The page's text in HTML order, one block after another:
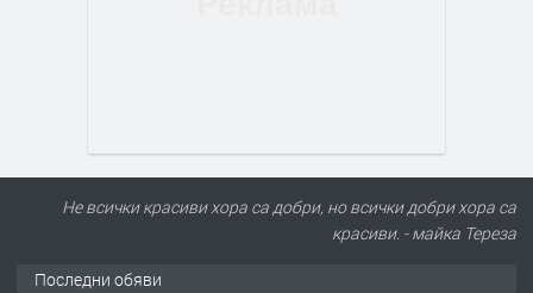
Не всички красиви хора са добри, но всички добри хора са
красиви. - майка Тереза
Последни обяви